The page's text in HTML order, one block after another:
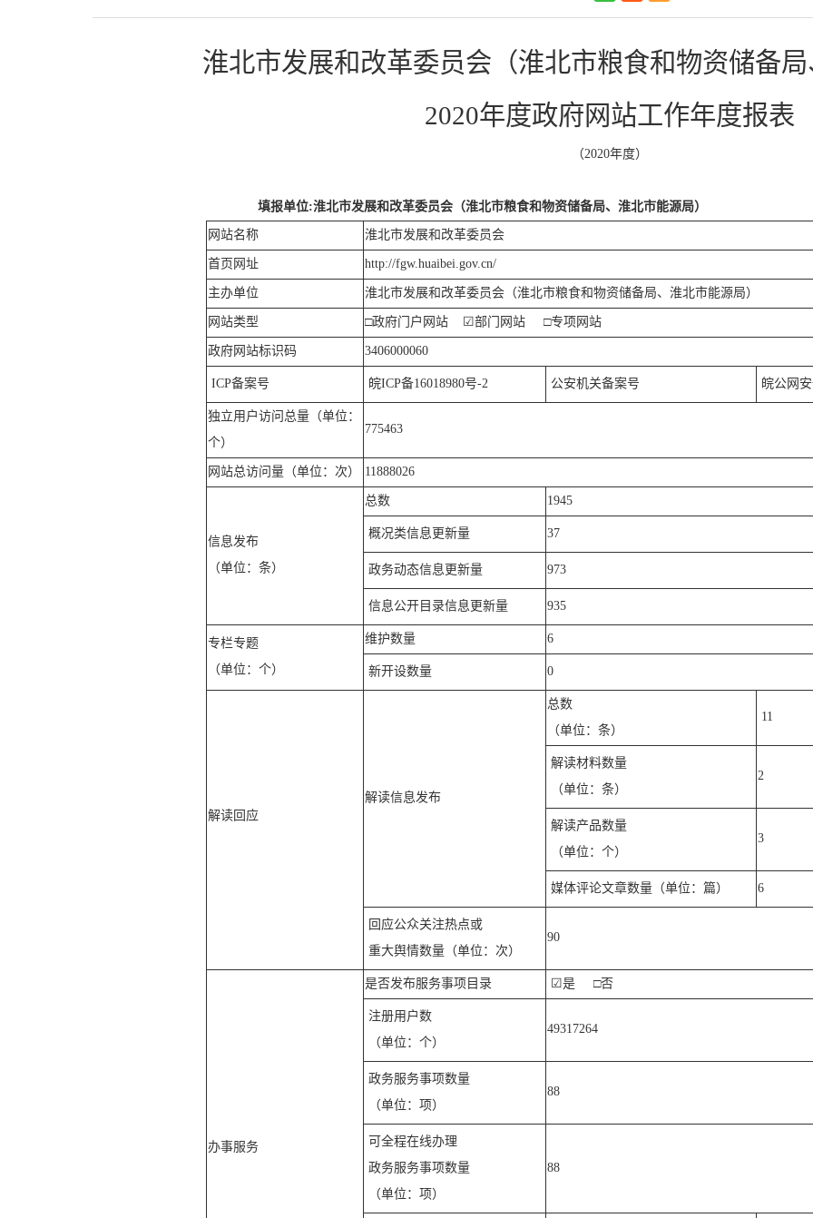
淮北市发展和改革委员会（淮北市粮食和物资储备局
2020年度政府网站工作年度报表
（2020年度）
填报单位:淮北市发展和改革委员会（淮北市粮食和物资储备局、淮北市能源局）
网站名称 淮北市发展和改革委员会
首页网址 http://fgw.huaibei.gov.cn/
主办单位 淮北市发展和改革委员会（淮北市粮食和物资储备局、淮北市能源局）
网站类型 □政府门户网站 ☑部门网站 □专项网站
政府网站标识码 3406000060
ICP备案号 皖ICP备16018980号-2 公安机关备案号 皖公网
独立用户访问总量（单位：
个）
775463
网站总访问量（单位：次） 11888026
信息发布
（单位：条）
总数 1945
概况类信息更新量 37
政务动态信息更新量 973
信息公开目录信息更新量 935
专栏专题
（单位：个）
维护数量 6
新开设数量 0
解读回应
解读信息发布
总数
（单位：条）
11
解读材料数量
（单位：条）
2
解读产品数量
（单位：个）
3
媒体评论文章数量（单位：篇） 6
回应公众关注热点或
重大舆情数量（单位：次）
90
办事服务
是否发布服务事项目录 ☑是 □否
注册用户数
（单位：个）
49317264
政务服务事项数量
（单位：项）
88
可全程在线办理
政务服务事项数量
（单位：项）
88